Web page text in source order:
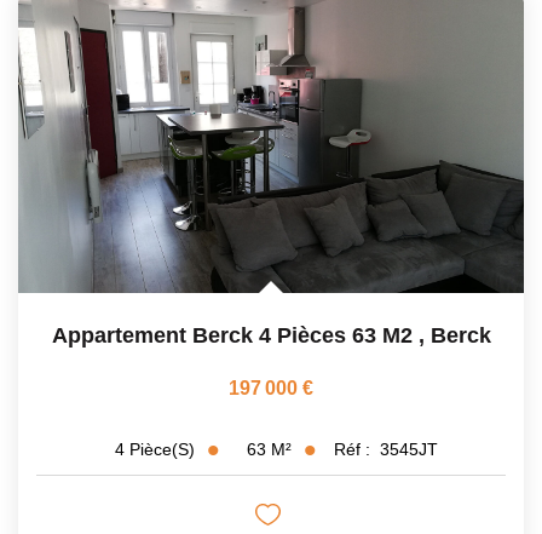
Appartement Berck 4 Pièces 63 M2 , Berck
197 000 €
4 Pièce(s) 63 M² Réf : 3545JT